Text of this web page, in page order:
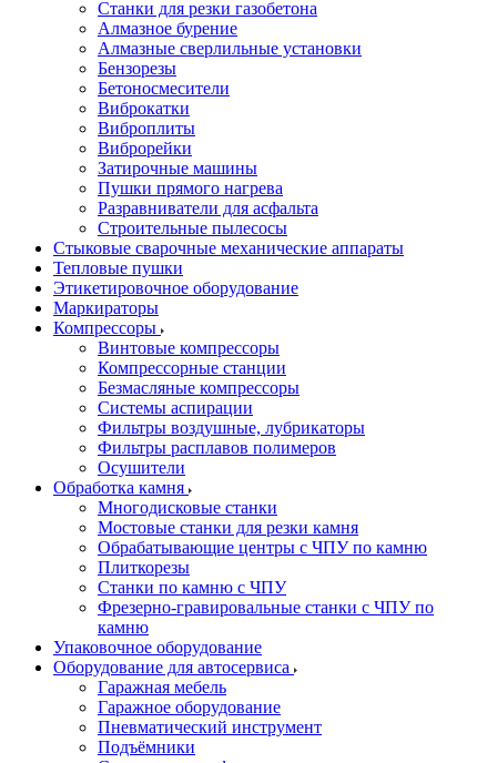
Станки для резки газобетона
Алмазное бурение
Алмазные сверлильные установки
Бензорезы
Бетоносмесители
Виброкатки
Виброплиты
Виброрейки
Затирочные машины
Пушки прямого нагрева
Разравниватели для асфальта
Строительные пылесосы
Стыковые сварочные механические аппараты
Тепловые пушки
Этикетировочное оборудование
Маркираторы
Компрессоры
Винтовые компрессоры
Компрессорные станции
Безмасляные компрессоры
Системы аспирации
Фильтры воздушные, лубрикаторы
Фильтры расплавов полимеров
Осушители
Обработка камня
Многодисковые станки
Мостовые станки для резки камня
Обрабатывающие центры с ЧПУ по камню
Плиткорезы
Станки по камню с ЧПУ
Фрезерно-гравировальные станки с ЧПУ по
камню
Упаковочное оборудование
Оборудование для автосервиса
Гаражная мебель
Гаражное оборудование
Пневматический инструмент
Подъёмники